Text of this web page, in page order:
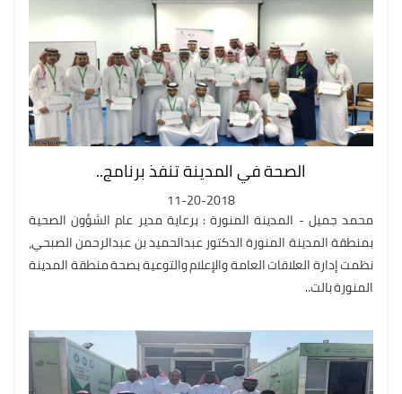
الصحة في المدينة تنفذ برنامج..
11-20-2018
محمد جميل - المدينة المنورة : برعاية مدير عام الشؤون الصحية
بمنطقة المدينة المنورة الدكتور عبدالحميد بن عبدالرحمن الصبحي،
نظمت إدارة العلاقات العامة والإعلام والتوعية بصحة منطقة المدينة
المنورة بالت..